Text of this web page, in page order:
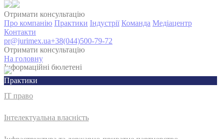
Отримати консультацію
Про компанію Практики Індустрії Команда Медіацентр
Контакти
pr@jurimex.ua+38(044)500-79-72
Отримати консультацію
На головну
Інформаційні бюлетені
Практики
IT право
Інтелектуальна власність